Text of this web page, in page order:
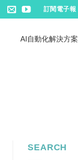
訂閱電子報
AI自動化解決方案
SEARCH